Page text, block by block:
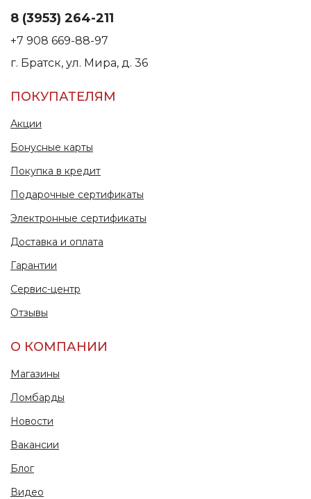
8 (3953) 264-211
+7 908 669-88-97
г. Братск, ул. Мира, д. 36
ПОКУПАТЕЛЯМ
Акции
Бонусные карты
Покупка в кредит
Подарочные сертификаты
Электронные сертификаты
Доставка и оплата
Гарантии
Сервис-центр
Отзывы
О КОМПАНИИ
Магазины
Ломбарды
Новости
Вакансии
Блог
Видео